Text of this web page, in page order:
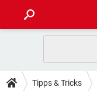
ANDROID
TIPPS & TRICKS
Tipps & Tricks